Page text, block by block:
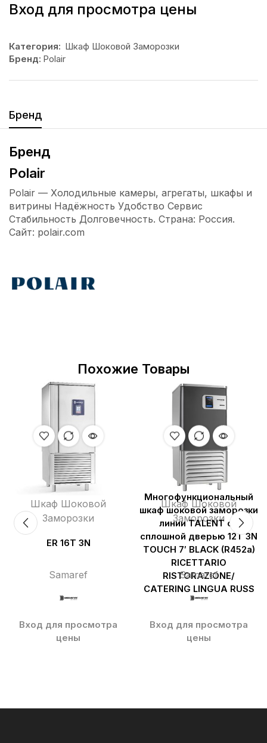
Вход для просмотра цены
Категория: Шкаф Шоковой Заморозки
Бренд: Polair
Бренд
Бренд
Polair
Polair — Холодильные камеры, агрегаты, шкафы и
витрины Надёжность Удобство Сервис
Стабильность Долговечность. Страна: Россия.
Сайт: polair.com
Похожие Товары
Шкаф Шоковой
Заморозки
ER 16T 3N
Samaref
Вход для просмотра
цены
Шкаф Шоковой
Заморозки
Многофункциональный
шкаф шоковой заморозки
линии TALENT со
сплошной дверью 12T 3N
TOUCH 7′ BLACK (R452a)
RICETTARIO
RISTORAZIONE/
CATERING LINGUA RUSS
Samaref
Вход для просмотра
цены